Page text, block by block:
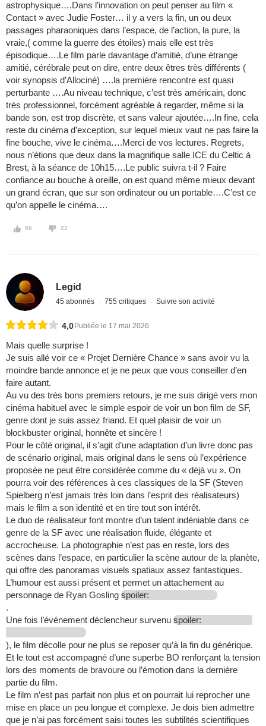
astrophysique….Dans l’innovation on peut penser au film «
Contact » avec Judie Foster… il y a vers la fin, un ou deux
passages pharaoniques dans l’espace, de l’action, la pure, la
vraie,( comme la guerre des étoiles) mais elle est très
épisodique….Le film parle davantage d’amitié, d’une étrange
amitié, cérébrale peut on dire, entre deux êtres très différents (
voir synopsis d’Allociné) ….la première rencontre est quasi
perturbante ….Au niveau technique, c’est très américain, donc
très professionnel, forcément agréable à regarder, même si la
bande son, est trop discrète, et sans valeur ajoutée….In fine, cela
reste du cinéma d’exception, sur lequel mieux vaut ne pas faire la
fine bouche, vive le cinéma….Merci de vos lectures. Regrets,
nous n’étions que deux dans la magnifique salle ICE du Celtic à
Brest, à la séance de 10h15….Le public suivra t-il ? Faire
confiance au bouche à oreille, on est quand même mieux devant
un grand écran, que sur son ordinateur ou un portable….C’est ce
qu’on appelle le cinéma….
50 22
Legid
45 abonnés 755 critiques Suivre son activité
4,0 Publiée le 17 mai 2026
Mais quelle surprise !
Je suis allé voir ce « Projet Dernière Chance » sans avoir vu la
moindre bande annonce et je ne peux que vous conseiller d’en
faire autant.
Au vu des très bons premiers retours, je me suis dirigé vers mon
cinéma habituel avec le simple espoir de voir un bon film de SF,
genre dont je suis assez friand. Et quel plaisir de voir un
blockbuster original, honnête et sincère !
Pour le côté original, il s’agit d’une adaptation d’un livre donc pas
de scénario original, mais original dans le sens où l’expérience
proposée ne peut être considérée comme du « déjà vu ». On
pourra voir des références à ces classiques de la SF (Steven
Spielberg n’est jamais très loin dans l’esprit des réalisateurs)
mais le film a son identité et en tire tout son intérêt.
Le duo de réalisateur font montre d’un talent indéniable dans ce
genre de la SF avec une réalisation fluide, élégante et
accrocheuse. La photographie n’est pas en reste, lors des
scènes dans l’espace, en particulier la scène autour de la planète,
qui offre des panoramas visuels spatiaux assez fantastiques.
L’humour est aussi présent et permet un attachement au
personnage de Ryan Gosling spoiler:
.
Une fois l’événement déclencheur survenu spoiler:
), le film décolle pour ne plus se reposer qu’à la fin du générique.
Et le tout est accompagné d’une superbe BO renforçant la tension
lors des moments de bravoure ou l’émotion dans la dernière
partie du film.
Le film n’est pas parfait non plus et on pourrait lui reprocher une
mise en place un peu longue et complexe. Je dois bien admettre
que je n’ai pas forcément saisi toutes les subtilités scientifiques